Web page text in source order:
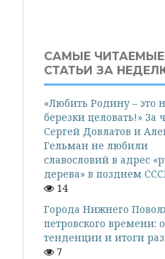
САМЫЕ ЧИТАЕМЫЕ
СТАТЬИ ЗА
«Любить Родину – это
березки целовать!» За
Сергей Довлатов и
Гельман не любили
славословий в адрес
дерева» в позднем
14
Города Нижнего
петровского времени:
тенденции и итоги
7